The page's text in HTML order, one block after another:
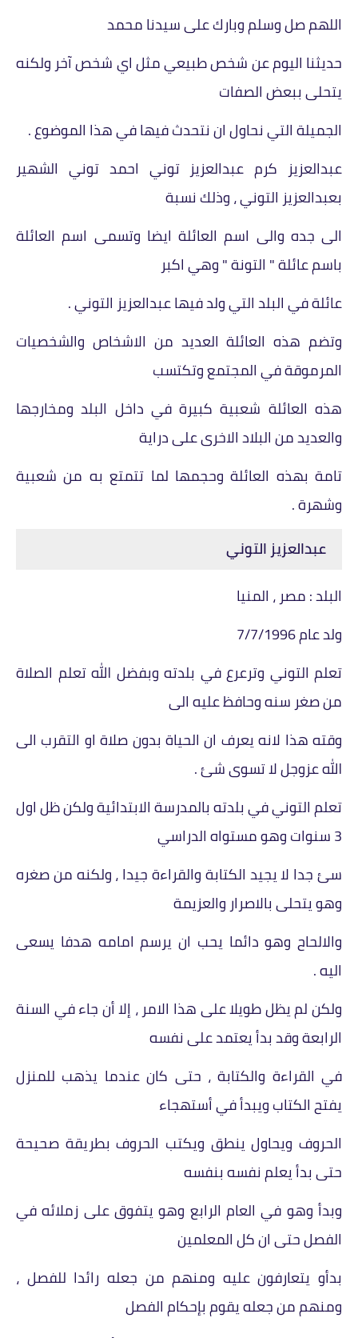
اللهم صل وسلم وبارك على سيدنا محمد
حديثنا اليوم عن شخص طبيعي مثل اي شخص آخر ولكنه
يتحلى ببعض الصفات
الجميلة التي نحاول ان نتحدث فيها في هذا الموضوع .
عبدالعزيز كرم عبدالعزيز توني احمد توني الشهير
بعبدالعزيز التوني ، وذلك نسبة
الى جده والى اسم العائلة ايضا وتسمى اسم العائلة
باسم عائلة " التونة " وهي اكبر
عائلة في البلد التي ولد فيها عبدالعزيز التوني .
وتضم هذه العائلة العديد من الاشخاص والشخصيات
المرموقة في المجتمع وتكتسب
هذه العائلة شعبية كبيرة في داخل البلد ومخارجها
والعديد من البلاد الاخرى على دراية
تامة بهذه العائلة وحجمها لما تتمتع به من شعبية
وشهرة .
عبدالعزيز التوني
البلد : مصر ، المنيا
ولد عام 7/7/1996
تعلم التوني وترعرع في بلدته وبفضل الله تعلم الصلاة
من صغر سنه وحافظ عليه الى
وقته هذا لانه يعرف ان الحياة بدون صلاة او التقرب الى
الله عزوجل لا تسوى شئ .
تعلم التوني في بلدته بالمدرسة الابتدائية ولكن ظل اول
3 سنوات وهو مستواه الدراسي
سئ جدا لا يجيد الكتابة والقراءة جيدا ، ولكنه من صغره
وهو يتحلى بالاصرار والعزيمة
والالحاح وهو دائما يحب ان يرسم امامه هدفا يسعى
اليه .
ولكن لم يظل طويلا على هذا الامر ، إلا أن جاء في السنة
الرابعة وقد بدأ يعتمد على نفسه
في القراءة والكتابة ، حتى كان عندما يذهب للمنزل
يفتح الكتاب ويبدأ في أستهجاء
الحروف ويحاول ينطق ويكتب الحروف بطريقة صحيحة
حتى بدأ يعلم نفسه بنفسه
وبدأ وهو في العام الرابع وهو يتفوق على زملائه في
الفصل حتى ان كل المعلمين
بدأو يتعارفون عليه ومنهم من جعله رائدا للفصل ،
ومنهم من جعله يقوم بإحكام الفصل